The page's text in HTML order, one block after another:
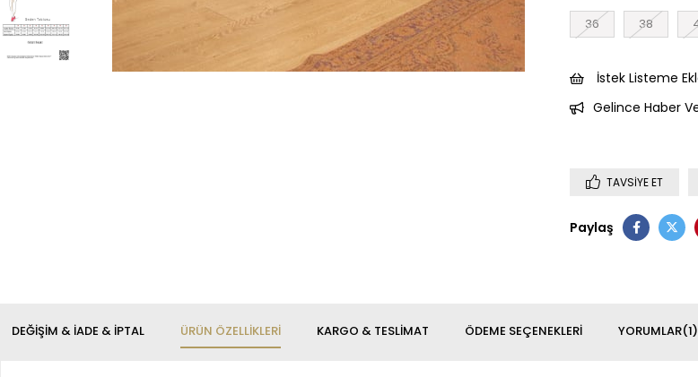
36 38
İstek Listeme
Gelince Haber
TAVSIYE ET
Paylaş
ÜRÜN ÖZELLIKLERI YORUMLAR(1)
ÖDEME SEÇENEKLERI
DEĞIŞIM & İADE & İPTAL KARGO & TESLIMAT